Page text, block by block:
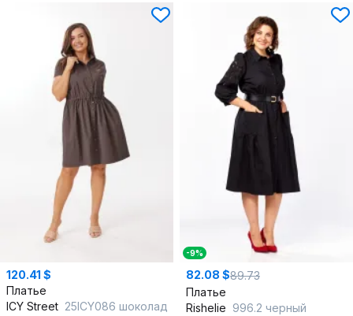
120.41 $
Платье
ICY Street 25ICY086 шоколад
-9%
82.08 $89.73
Платье
Rishelie 996.2 черный